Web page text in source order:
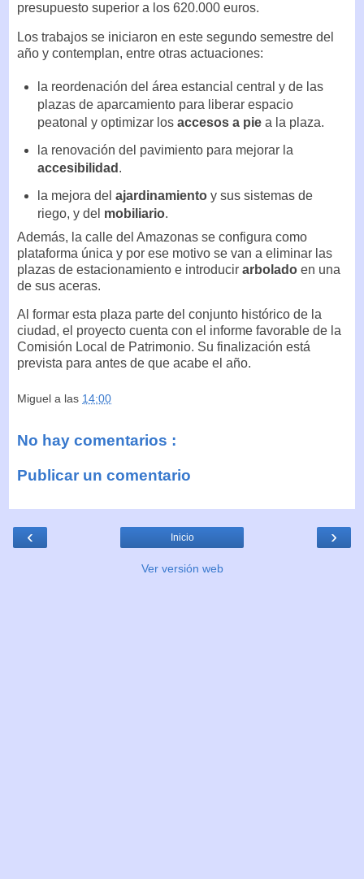
presupuesto superior a los 620.000 euros.
Los trabajos se iniciaron en este segundo semestre del
año y contemplan, entre otras actuaciones:
la reordenación del área estancial central y de las
plazas de aparcamiento para liberar espacio
peatonal y optimizar losaccesos a pie a la plaza.
la renovación del pavimiento para mejorar la
accesibilidad .
la mejora del ajardinamiento y sus sistemas de
riego, y del mobiliario.
Además, la calle del Amazonas se configura como
plataforma única y por ese motivo se van a eliminar las
plazas de estacionamiento e introducir arbolado en una
de sus aceras.
Al formar esta plaza parte del conjunto histórico de la
ciudad, el proyecto cuenta con el informe favorable de la
Comisión Local de Patrimonio. Su finalización está
prevista para antes de que acabe el año.
Miguel a las 14:00
No hay comentarios :
Publicar un comentario
‹ ›
Inicio
Ver versión web